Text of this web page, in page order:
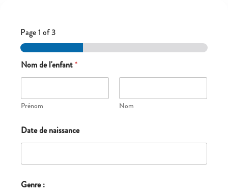
Page1 of 3
Nom de l'enfant*
Prénom Nom
Date de naissance
Genre :